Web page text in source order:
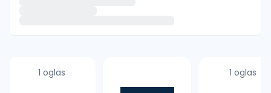
1 oglas 1 oglas